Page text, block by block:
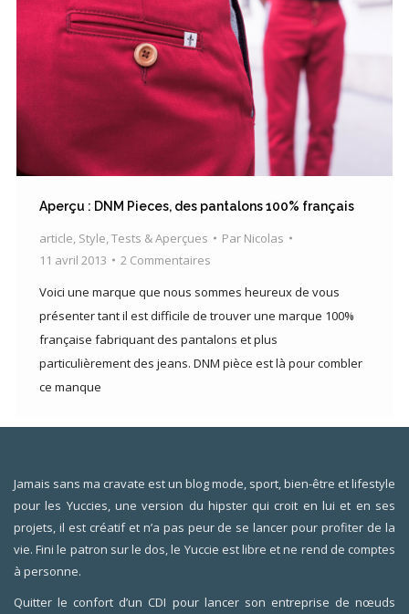
Aperçu : DNM Pieces, des pantalons 100% français
article, Style,Tests & Aperçues Par Nicolas
11 avril 2013
2 Commentaires
Voici une marque que nous sommes heureux de vous
présenter tant il est difficile de trouver une marque 100%
française fabriquant des pantalons et plus
particulièrement des jeans. DNM pièce est là pour combler
ce manque
Jamais sans ma cravate est un blog mode, sport, bien-être et lifestyle
pour les Yuccies, une version du hipster qui croit en lui et en ses
projets, il est créatif et n’a pas peur de se lancer pour profiter de la
vie. Fini le patron sur le dos, le Yuccie est libre et ne rend de comptes
à personne.
Quitter le confort d’un CDI pour lancer son entreprise de nœuds